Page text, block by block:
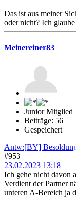
Das ist aus meiner
oder nicht? Ich
Meinereiner83
Junior Mitglied
Beiträge: 56
Gespeichert
Antw:[BY]
#953
23.02.2023 13:18
Ich gehe nicht davon
Verdient der Partner
unteren A-Bereich ja